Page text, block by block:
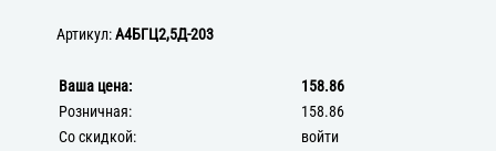
Артикул:А4БГЦ2,5Д-203
Ваша цена:
158.86
Розничная:
158.86
Со скидкой:
войти